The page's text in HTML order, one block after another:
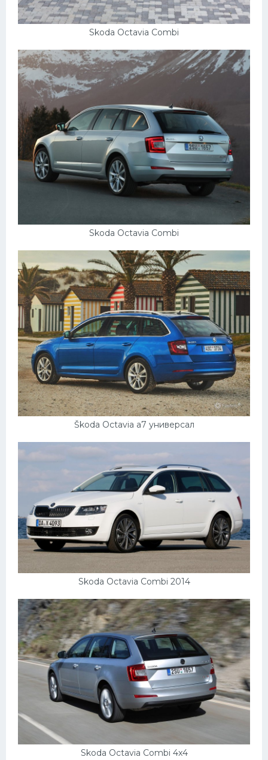
Skoda Octavia Combi
Skoda Octavia Combi
Škoda Octavia a7 универсал
Skoda Octavia Combi 2014
Skoda Octavia Combi 4x4